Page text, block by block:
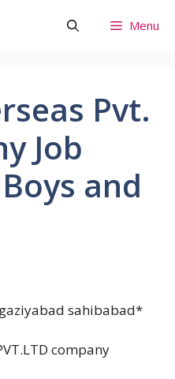
Menu
Pvt.
Job
and
sahibabad*
company